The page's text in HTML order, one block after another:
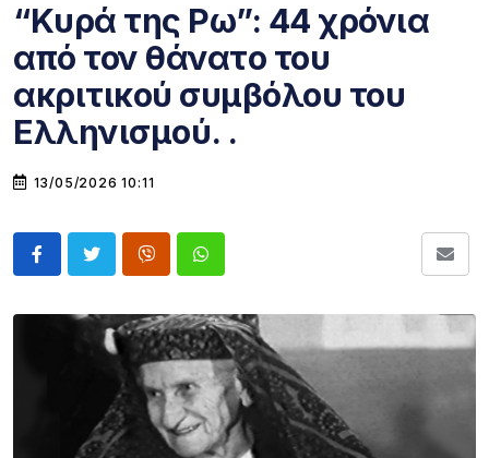
“Κυρά της Ρω”: 44 χρόνια
από τον θάνατo του
ακριτικού συμβόλου του
Ελληνισμού. .
13/05/2026 10:11